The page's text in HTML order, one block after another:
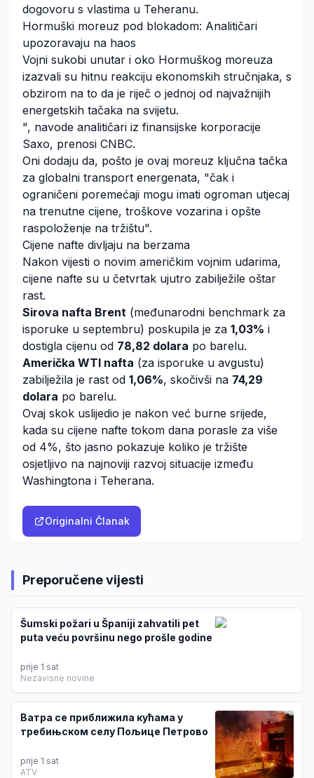
dogovoru s vlastima u Teheranu.
Hormuški moreuz pod blokadom: Analitičari
upozoravaju na haos
Vojni sukobi unutar i oko Hormuškog moreuza
izazvali su hitnu reakciju ekonomskih stručnjaka, s
obzirom na to da je riječ o jednoj od najvažnijih
energetskih tačaka na svijetu.
", navode analitičari iz finansijske korporacije
Saxo, prenosi CNBC.
Oni dodaju da, pošto je ovaj moreuz ključna tačka
za globalni transport energenata, "čak i
ograničeni poremećaji mogu imati ogroman utjecaj
na trenutne cijene, troškove vozarina i opšte
raspoloženje na tržištu".
Cijene nafte divljaju na berzama
Nakon vijesti o novim američkim vojnim udarima,
cijene nafte su u četvrtak ujutro zabilježile oštar
rast.
Sirova nafta Brent (međunarodni benchmark za
isporuke u septembru) poskupila je za 1,03% i
dostigla cijenu od 78,82 dolara po barelu.
Američka WTI nafta (za isporuke u avgustu)
zabilježila je rast od 1,06%, skočivši na 74,29
dolara po barelu.
Ovaj skok uslijedio je nakon već burne srijede,
kada su cijene nafte tokom dana porasle za više
od 4%, što jasno pokazuje koliko je tržište
osjetljivo na najnoviji razvoj situacije između
Washingtona i Teherana.
Originalni Članak
Preporučene vijesti
Šumski požari u Španiji zahvatili pet
puta veću površinu nego prošle godine
prije 1 sat
Nezavisne novine
Ватра се приближила кућама у
требињском селу Пољице Петрово
prije 1 sat
ATV